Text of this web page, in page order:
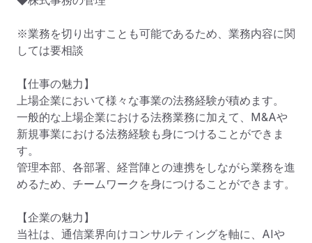
※業務を切り出すことも可能であるため、業務内容に関
しては要相談
【仕事の魅力】
上場企業において様々な事業の法務経験が積めます。
一般的な上場企業における法務業務に加えて、M&Aや
新規事業における法務経験も身につけることができま
す。
管理本部、各部署、経営陣との連携をしながら業務を進
めるため、チームワークを身につけることができます。
【企業の魅力】
当社は、通信業界向けコンサルティングを軸に、AIや